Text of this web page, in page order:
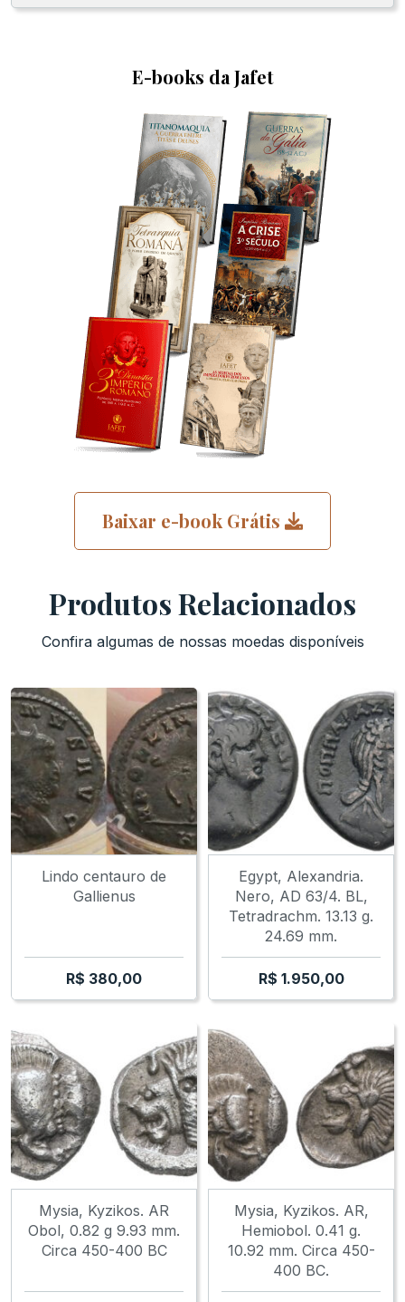
E-books da Jafet
Baixar e-book Grátis
Produtos Relacionados
Confira algumas de nossas moedas disponíveis
Lindo centauro de
Gallienus
R$ 380,00
Egypt, Alexandria.
Nero, AD 63/4. BL,
Tetradrachm. 13.13 g.
24.69 mm.
R$ 1.950,00
Mysia, Kyzikos. AR
Obol, 0.82 g 9.93 mm.
Circa 450-400 BC
Mysia, Kyzikos. AR,
Hemiobol. 0.41 g.
10.92 mm. Circa 450-
400 BC.